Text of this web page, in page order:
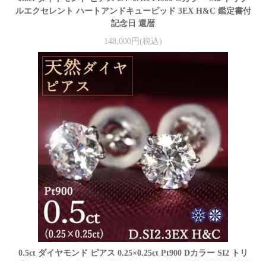
ルエクセレント ハートアンドキューピッド 3EX H&C 鑑定書付
記念日 還暦
148,000円(税込)
0.5ct ダイヤモンド ピアス 0.25×0.25ct Pt900 Dカラー SI2 トリ